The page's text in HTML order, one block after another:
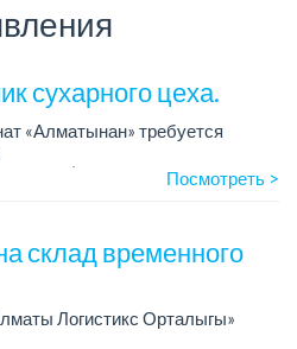
сухарного цеха.
«Алматынан» требуется
руки (обсуждается наПосмотреть >
склад временного
Логистикс Орталыгы»